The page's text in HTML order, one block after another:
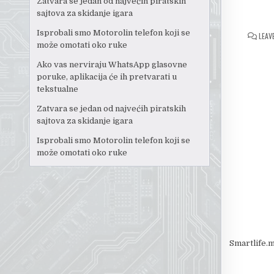
sajtova za skidanje igara
Isprobali smo Motorolin telefon koji se
može omotati oko ruke
Ako vas nerviraju WhatsApp glasovne
poruke, aplikacija će ih pretvarati u
tekstualne
Zatvara se jedan od najvećih piratskih
sajtova za skidanje igara
Isprobali smo Motorolin telefon koji se
može omotati oko ruke